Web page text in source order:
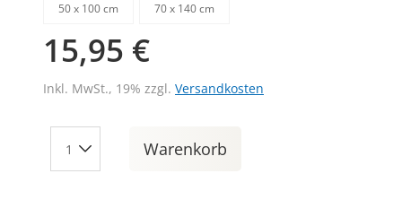
50 х 100 cm 70 х 140 cm
15,95 €
Inkl. MwSt., 19% zzgl. Versandkosten
Warenkorb